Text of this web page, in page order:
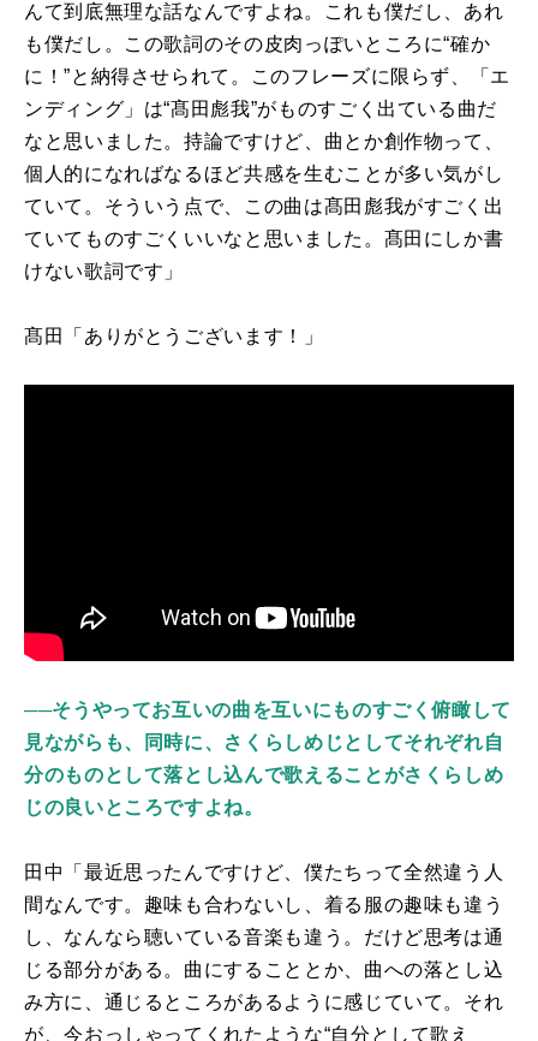
んて到底無理な話なんですよね。これも僕だし、あれ
も僕だし。この歌詞のその皮肉っぽいところに“確か
に！”と納得させられて。このフレーズに限らず、「エ
ンディング」は“髙田彪我”がものすごく出ている曲だ
なと思いました。持論ですけど、曲とか創作物って、
個人的になればなるほど共感を生むことが多い気がし
ていて。そういう点で、この曲は髙田彪我がすごく出
ていてものすごくいいなと思いました。髙田にしか書
けない歌詞です」
髙田「ありがとうございます！」
──そうやってお互いの曲を互いにものすごく俯瞰して
見ながらも、同時に、さくらしめじとしてそれぞれ自
分のものとして落とし込んで歌えることがさくらしめ
じの良いところですよね。
田中「最近思ったんですけど、僕たちって全然違う人
間なんです。趣味も合わないし、着る服の趣味も違う
し、なんなら聴いている音楽も違う。だけど思考は通
じる部分がある。曲にすることとか、曲への落とし込
み方に、通じるところがあるように感じていて。それ
が、今おっしゃってくれたような“自分として歌え